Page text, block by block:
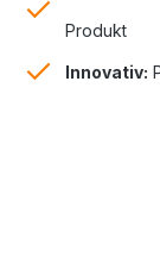
Produkt
Innovativ: